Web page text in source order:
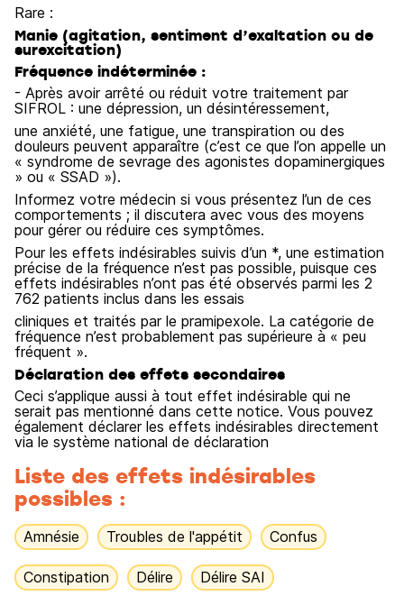
Rare :
Manie (agitation, sentiment d’exaltation ou de
surexcitation)
Fréquence indéterminée :
- Après avoir arrêté ou réduit votre traitement par
SIFROL : une dépression, un désintéressement,
une anxiété, une fatigue, une transpiration ou des
douleurs peuvent apparaître (c’est ce que l’on appelle un
« syndrome de sevrage des agonistes dopaminergiques
» ou « SSAD »).
Informez votre médecin si vous présentez l’un de ces
comportements ; il discutera avec vous des moyens
pour gérer ou réduire ces symptômes.
Pour les effets indésirables suivis d’un *, une estimation
précise de la fréquence n’est pas possible, puisque ces
effets indésirables n’ont pas été observés parmi les 2
762 patients inclus dans les essais
cliniques et traités par le pramipexole. La catégorie de
fréquence n’est probablement pas supérieure à « peu
fréquent ».
Déclaration des effets secondaires
Ceci s’applique aussi à tout effet indésirable qui ne
serait pas mentionné dans cette notice. Vous pouvez
également déclarer les effets indésirables directement
via le système national de déclaration
Liste des effets indésirables
possibles :
Amnésie Troubles de l'appétit Confus
Constipation Délire Délire SAI